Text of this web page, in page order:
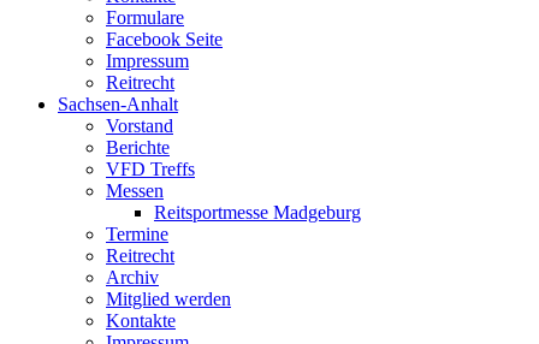
Formulare
Facebook Seite
Impressum
Reitrecht
Sachsen-Anhalt
Vorstand
Berichte
VFD Treffs
Messen
Reitsportmesse Madgeburg
Termine
Reitrecht
Archiv
Mitglied werden
Kontakte